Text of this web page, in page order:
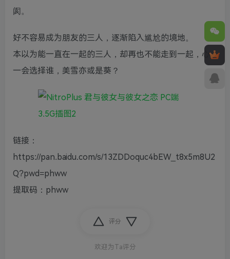
阂。
好不容易成为朋友的三人，逐渐陷入尴尬的境地。
本以为能一直在一起的三人，却再也不能走到一起，心
一会选择谁，美雪亦或是葵？
链接：
https://pan.baidu.com/s/13ZDDoquc4bEW_t8x5m8U2
Q?pwd=phww
提取码：phww
评分
欢迎为Ta评分